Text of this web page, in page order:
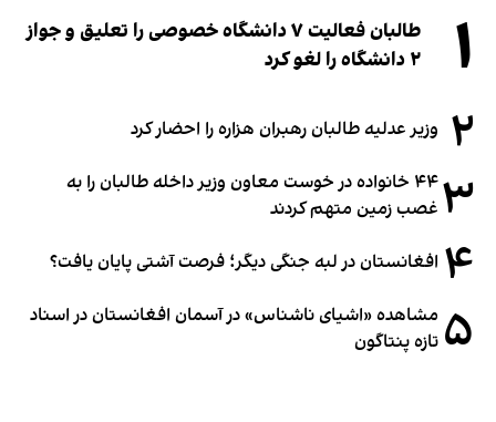
۱
طالبان فعالیت ۷ دانشگاه خصوصی را تعلیق و جواز
۲ دانشگاه را لغو کرد
۲ وزیر عدلیه طالبان رهبران هزاره را احضار کرد
۳
۴۴ خانواده در خوست معاون وزیر داخله طالبان را به
غصب زمین متهم کردند
۴ افغانستان در لبه جنگی دیگر؛ فرصت آشتی پایان یافت؟
۵ مشاهده «اشیای ناشناس» در آسمان افغانستان در اسناد
تازه پنتاگون